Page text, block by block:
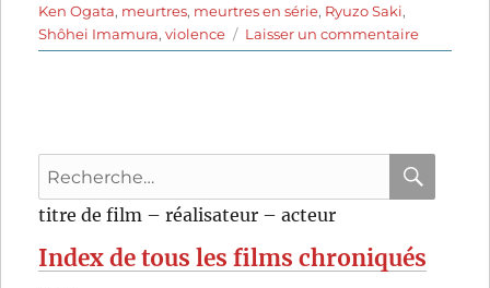
Ken Ogata, meurtres, meurtres en série, Ryuzo Saki,
Shôhei Imamura,violence Laisser un commentairesur
La
(1979)
Recherche
pour
titre de film – réalisateur – acteur
Index de tous les films chroniqués